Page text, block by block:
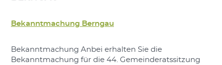
Bekanntmachung Berngau
Bekanntmachung Anbei erhalten Sie die
Bekanntmachung für die 44. Gemeinderatssitzung